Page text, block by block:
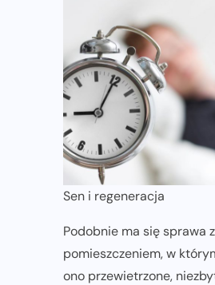
Sen i regeneracja
Podobnie ma się sprawa
pomieszczeniem, w
ono przewietrzone,